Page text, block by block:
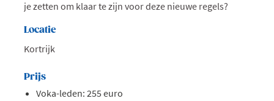
je zetten om klaar te zijn voor deze nieuwe regels?
Locatie
Kortrijk
Prijs
Voka-leden: 255 euro